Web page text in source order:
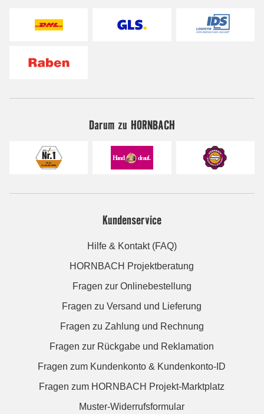
Darum zu HORNBACH
Kundenservice
Hilfe & Kontakt (FAQ)
HORNBACH Projektberatung
Fragen zur Onlinebestellung
Fragen zu Versand und Lieferung
Fragen zu Zahlung und Rechnung
Fragen zur Rückgabe und Reklamation
Fragen zum Kundenkonto & Kundenkonto-ID
Fragen zum HORNBACH Projekt-Marktplatz
Muster-Widerrufsformular